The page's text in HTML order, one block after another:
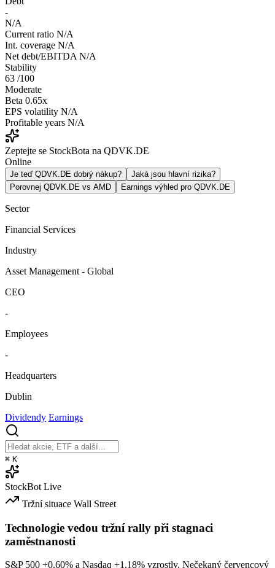
-
N/A
Current ratio N/A
Int. coverage N/A
Net debt/EBITDA N/A
Stability
63 /100
Moderate
Beta 0.65x
EPS volatility N/A
Profitable years N/A
Zeptejte se StockBota na QDVK.DE
Online
Je teď QDVK.DE dobrý nákup?
Jaká jsou hlavní rizika?
Porovnej QDVK.DE vs AMD
Earnings výhled pro QDVK.DE
Sector
Financial Services
Industry
Asset Management - Global
CEO
-
Employees
-
Headquarters
Dublin
Dividendy Earnings
⌘ K
StockBot Live
Tržní situace Wall Street
Technologie vedou tržní rally při stagnaci
zaměstnanosti
S&P 500 +0.60% a Nasdaq +1.18% vzrostly. Nečekaný červencový